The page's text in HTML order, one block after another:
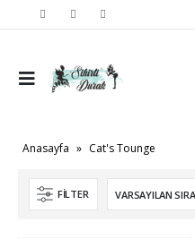
Anasayfa » Cat's Tounge
FILTER